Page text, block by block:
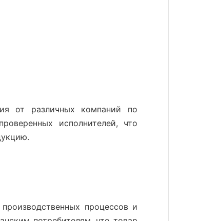
от различных компаний по
исполнителей, что
процессов и